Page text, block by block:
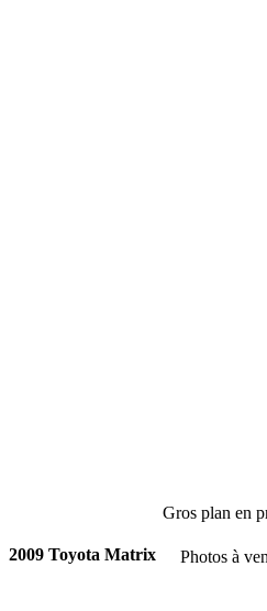
Gros plan en
Photos à
2009 Toyota Matrix